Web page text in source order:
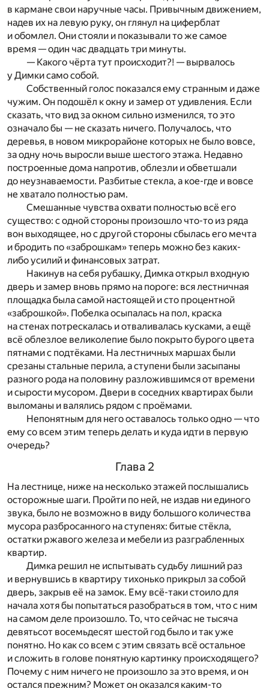
в кармане свои наручные часы. Привычным движением,
надев их на левую руку, он глянул на циферблат
и обомлел. Они стояли и показывали то же самое
время — один час двадцать три минуты.
— Какого чёрта тут происходит?! — вырвалось
у Димки само собой.
Собственный голос показался ему странным и даже
чужим. Он подошёл к окну и замер от удивления. Если
сказать, что вид за окном сильно изменился, то это
означало бы — не сказать ничего. Получалось, что
деревья, в новом микрорайоне которых не было вовсе,
за одну ночь выросли выше шестого этажа. Недавно
построенные дома напротив, облезли и обветшали
до неузнаваемости. Разбитые стекла, а кое-где и вовсе
не хватало полностью рам.
Смешанные чувства охвати полностью всё его
существо: с одной стороны произошло что-то из ряда
вон выходящее, но с другой стороны сбылась его мечта
и бродить по «заброшкам» теперь можно без каких-
либо усилий и финансовых затрат.
Накинув на себя рубашку, Димка открыл входную
дверь и замер вновь прямо на пороге: вся лестничная
площадка была самой настоящей и сто процентной
«заброшкой». Побелка осыпалась на пол, краска
на стенах потрескалась и отваливалась кусками, а ещё
всё облезлое великолепие было покрыто бурого цвета
пятнами с подтёками. На лестничных маршах были
срезаны стальные перила, а ступени были засыпаны
разного рода на половину разложившимся от времени
и сырости мусором. Двери в соседних квартирах были
выломаны и валялись рядом с проёмами.
Непонятным для него оставалось только одно — что
ему со всем этим теперь делать и куда идти в первую
очередь?
Глава 2
На лестнице, ниже на несколько этажей послышались
осторожные шаги. Пройти по ней, не издав ни единого
звука, было не возможно в виду большого количества
мусора разбросанного на ступенях: битые стёкла,
остатки ржавого железа и мебели из разграбленных
квартир.
Димка решил не испытывать судьбу лишний раз
и вернувшись в квартиру тихонько прикрыл за собой
дверь, закрыв её на замок. Ему всё-таки стоило для
начала хотя бы попытаться разобраться в том, что с ним
на самом деле произошло. То, что сейчас не тысяча
девятьсот восемьдесят шестой год было и так уже
понятно. Но как со всем с этим связать всё остальное
и сложить в голове понятную картинку происходящего?
Почему с ним ничего не произошло за это время, и он
остался прежним? Может он оказался каким-то